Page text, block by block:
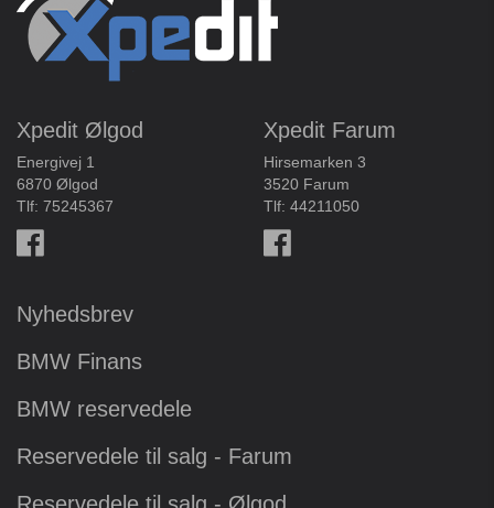
Xpedit Ølgod
Energivej 1
6870 Ølgod
Tlf: 75245367
Xpedit Farum
Hirsemarken 3
3520 Farum
Tlf: 44211050
Nyhedsbrev
BMW Finans
BMW reservedele
Reservedele til salg - Farum